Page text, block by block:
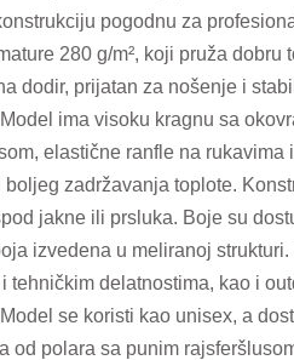
pogodnu za
280 g/m², koji pruža
dodir, prijatan za nošenje i
ima visoku kragnu sa
elastične ranfle na rukavima
zadržavanja toplote.
jakne ili prsluka. Boje su
izvedena u meliranoj
tehničkim delatnostima, kao i
se koristi kao unisex, a
od polara sa punim